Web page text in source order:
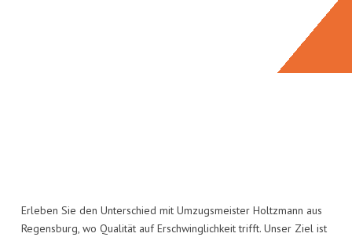
Erleben Sie den Unterschied mit Umzugsmeister Holtzmann aus
Regensburg, wo Qualität auf Erschwinglichkeit trifft. Unser Ziel ist